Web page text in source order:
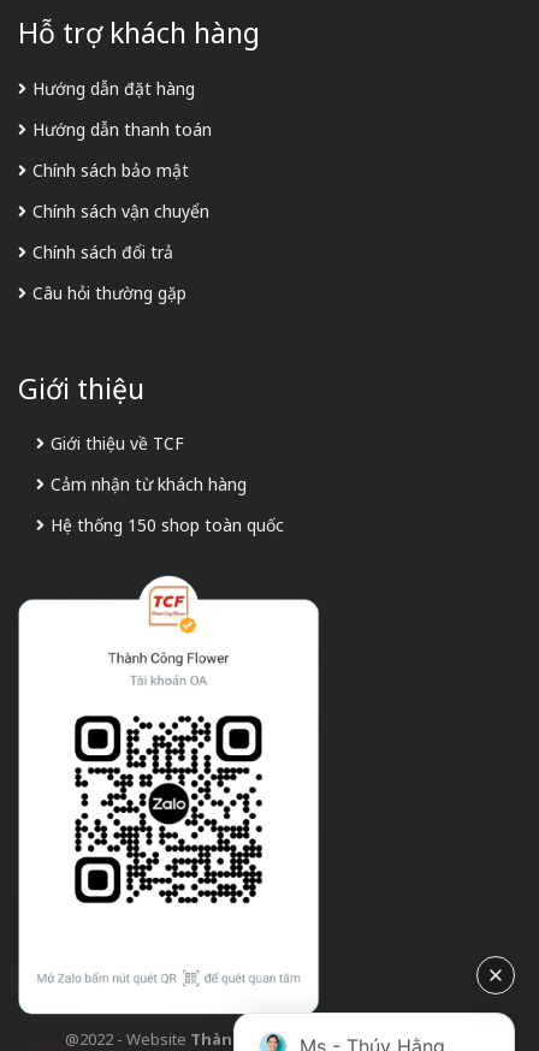
Hỗ trợ khách hàng
Hướng dẫn đặt hàng
Hướng dẫn thanh toán
Chính sách bảo mật
Chính sách vận chuyển
Chính sách đổi trả
Câu hỏi thường gặp
Giới thiệu
Giới thiệu về TCF
Cảm nhận từ khách hàng
Hệ thống 150 shop toàn quốc
@2022 - Website Thành Công Flower| Design bởi
Ms - Thúy Hằng